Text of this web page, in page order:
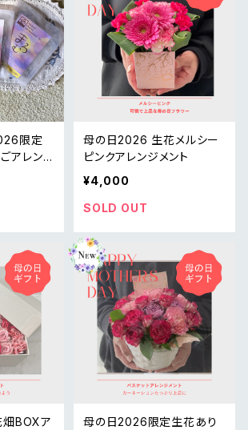
限定
アレン
母の日2026 生花メルシー
ピンクアレンジメント
¥4,000
SOLD OUT
BOXア
母の日2026限定生花あり